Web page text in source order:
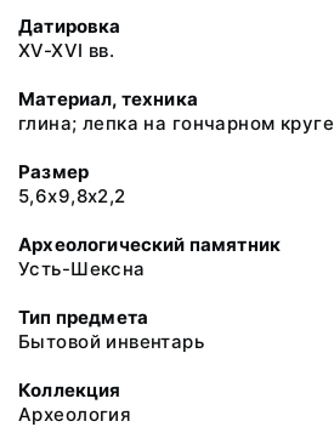
Датировка
XV-XVI вв.
Материал, техника
глина; лепка на гончарном круге
Размер
5,6х9,8х2,2
Археологический памятник
Усть-Шексна
Тип предмета
Бытовой инвентарь
Коллекция
Археология